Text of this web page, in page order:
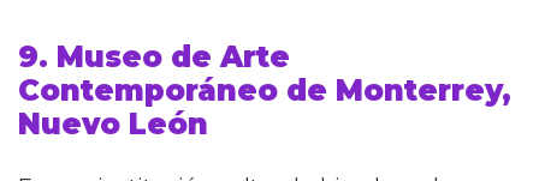
9. Museo de Arte
Contemporáneo de Monterrey,
Nuevo León